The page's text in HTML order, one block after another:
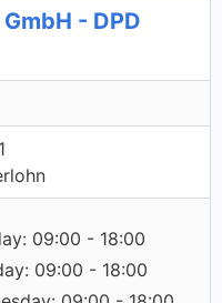
- DPD
09:00 - 18:00
09:00 - 18:00